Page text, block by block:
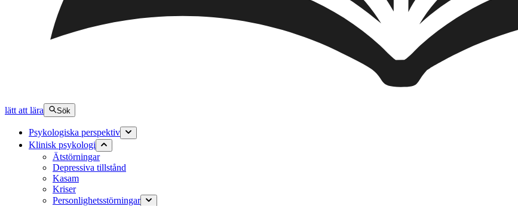
lätt att lära Sök
Psykologiska perspektiv
Klinisk psykologi
Ätstörningar
Depressiva tillstånd
Kasam
Kriser
Personlighetsstörningar